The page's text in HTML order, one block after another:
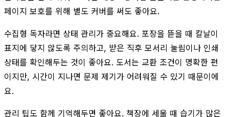
페이지 보호를 위해 별도 커버를 써도 좋아요.
수집형 독자라면 상태 관리가 중요해요. 포장을 뜯을 때 칼날이
표지에 닿지 않도록 주의하고, 받은 직후 모서리 눌림이나 인쇄
상태를 확인해두는 것이 좋아요. 도서는 교환 조건이 명확한 편
이지만, 시간이 지나면 문제 제기가 어려워질 수 있기 때문이에
요.
관리 팁도 함께 기억해두면 좋아요. 책장에 세울 때 습기가 많은